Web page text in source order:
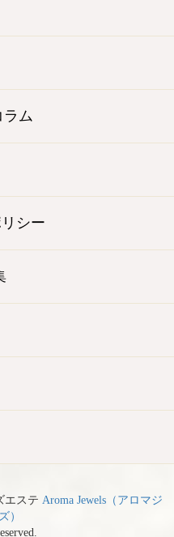
ラム
シー
エステ Aroma Jewels（アロマジ
）